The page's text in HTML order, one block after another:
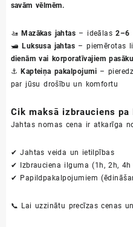
savām vēlmēm.
🚤Mazākas jahtas – ideālas2–6
🛥Luksusa jahtas – piemērotas
dienām vai korporatīvajiem
⚓Kapteiņa pakalpojumi –
par jūsu drošību un komfortu
Cik maksā izbrauciens pa
Jahtas nomas cena ir atkarīga
✔ Jahtas veida un ietilpības
✔ Izbrauciena ilguma (1h, 2h,
✔ Papildpakalpojumiem
📞 Lai uzzinātu precīzas cenas